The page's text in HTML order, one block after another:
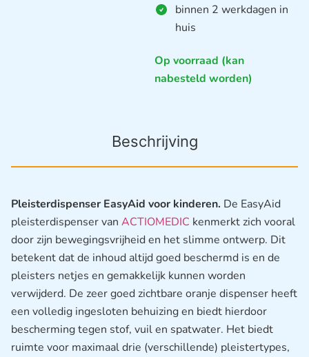
binnen 2 werkdagen in
huis
Op voorraad (kan
nabesteld worden)
Beschrijving
Pleisterdispenser EasyAid voor kinderen. De EasyAid
pleisterdispenser van ACTIOMEDIC kenmerkt zich vooral
door zijn bewegingsvrijheid en het slimme ontwerp. Dit
betekent dat de inhoud altijd goed beschermd is en de
pleisters netjes en gemakkelijk kunnen worden
verwijderd. De zeer goed zichtbare oranje dispenser heeft
een volledig ingesloten behuizing en biedt hierdoor
bescherming tegen stof, vuil en spatwater. Het biedt
ruimte voor maximaal drie (verschillende) pleistertypes,